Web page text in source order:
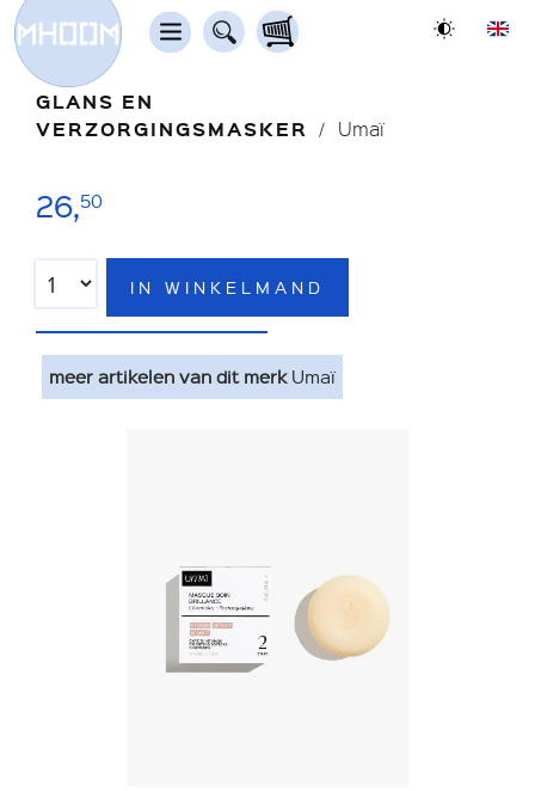
GLANS EN
VERZORGINGSMASKER
Umaï
26,50
IN WINKELMAND
meer artikelen van dit merkUmaï